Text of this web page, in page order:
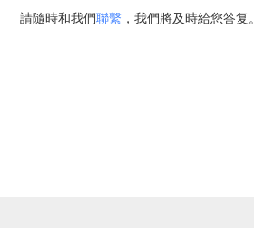
請隨時和我們聯繫 ，我們將及時給您答复。